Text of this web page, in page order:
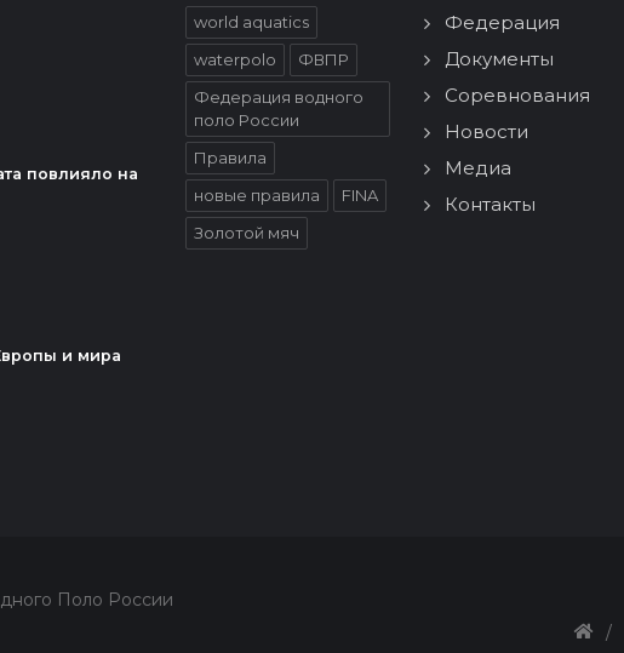
повлияло на
и мира
world aquatics
waterpolo
ФВПР
Федерация водного
поло России
Правила
новые правила
FINA
Золотой мяч
Федерация
Документы
Соревнования
Новости
Медиа
Контакты
Поло России
/